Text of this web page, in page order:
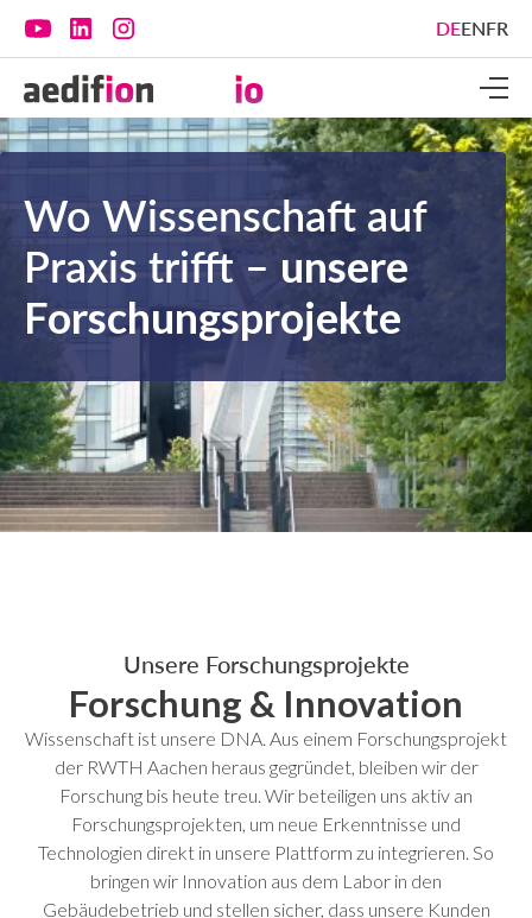
DEENFR
DEENFR
Wo Wissenschaft auf
Praxis trifft – unsere
Forschungsprojekte
Unsere Forschungsprojekte
Forschung & Innovation
Wissenschaft ist unsere DNA. Aus einem Forschungsprojekt
der RWTH Aachen heraus gegründet, bleiben wir der
Forschung bis heute treu. Wir beteiligen uns aktiv an
Forschungsprojekten, um neue Erkenntnisse und
Technologien direkt in unsere Plattform zu integrieren. So
bringen wir Innovation aus dem Labor in den
Gebäudebetrieb und stellen sicher, dass unsere Kunden